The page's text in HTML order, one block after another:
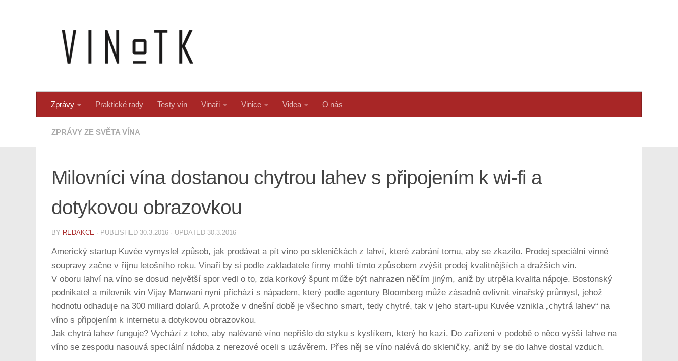
Zprávy Praktické rady Testy vín Vinaři Vinice Videa O nás
ZPRÁVY ZE SVĚTA VÍNA
Milovníci vína dostanou chytrou lahev s připojením k wi-fi a
dotykovou obrazovkou
BY REDAKCE · PUBLISHED 30.3.2016 · UPDATED 30.3.2016
Americký startup Kuvée vymyslel způsob, jak prodávat a pít víno po skleničkách z lahví, které zabrání tomu, aby se zkazilo. Prodej speciální vinné
soupravy začne v říjnu letošního roku. Vinaři by si podle zakladatele firmy mohli tímto způsobem zvýšit prodej kvalitnějších a dražších vín.
V oboru lahví na víno se dosud největší spor vedl o to, zda korkový špunt může být nahrazen něčím jiným, aniž by utrpěla kvalita nápoje. Bostonský
podnikatel a milovník vín Vijay Manwani nyní přichází s nápadem, který podle agentury Bloomberg může zásadně ovlivnit vinařský průmysl, jehož
hodnotu odhaduje na 300 miliard dolarů. A protože v dnešní době je všechno smart, tedy chytré, tak v jeho start-upu Kuvée vznikla „chytrá lahev“ na
víno s připojením k internetu a dotykovou obrazovkou.
Jak chytrá lahev funguje? Vychází z toho, aby nalévané víno nepřišlo do styku s kyslíkem, který ho kazí. Do zařízení v podobě o něco vyšší lahve na
víno se zespodu nasouvá speciální nádoba z nerezové oceli s uzávěrem. Přes něj se víno nalévá do skleničky, aniž by se do lahve dostal vzduch.